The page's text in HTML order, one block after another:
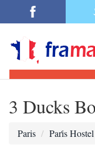
3 Ducks
Paris Pari̇s Hostel